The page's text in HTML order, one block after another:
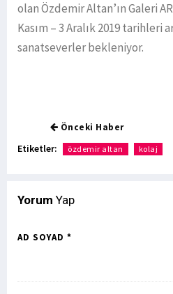
olan Özdemir Altan’ın Galeri
Kasım – 3 Aralık 2019 tarihleri
sanatseverler bekleniyor.
Önceki Haber
Etiketler: özdemir altan kolaj
Yorum Yap
AD SOYAD *